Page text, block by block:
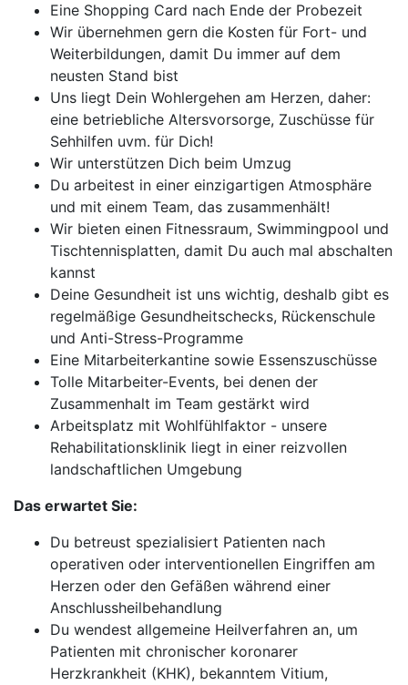
Eine Shopping Card nach Ende der Probezeit
Wir übernehmen gern die Kosten für Fort- und
Weiterbildungen, damit Du immer auf dem
neusten Stand bist
Uns liegt Dein Wohlergehen am Herzen, daher:
eine betriebliche Altersvorsorge, Zuschüsse für
Sehhilfen uvm. für Dich!
Wir unterstützen Dich beim Umzug
Du arbeitest in einer einzigartigen Atmosphäre
und mit einem Team, das zusammenhält!
Wir bieten einen Fitnessraum, Swimmingpool und
Tischtennisplatten, damit Du auch mal abschalten
kannst
Deine Gesundheit ist uns wichtig, deshalb gibt es
regelmäßige Gesundheitschecks, Rückenschule
und Anti-Stress-Programme
Eine Mitarbeiterkantine sowie Essenszuschüsse
Tolle Mitarbeiter-Events, bei denen der
Zusammenhalt im Team gestärkt wird
Arbeitsplatz mit Wohlfühlfaktor - unsere
Rehabilitationsklinik liegt in einer reizvollen
landschaftlichen Umgebung
Das erwartet Sie:
Du betreust spezialisiert Patienten nach
operativen oder interventionellen Eingriffen am
Herzen oder den Gefäßen während einer
Anschlussheilbehandlung
Du wendest allgemeine Heilverfahren an, um
Patienten mit chronischer koronarer
Herzkrankheit (KHK), bekanntem Vitium,